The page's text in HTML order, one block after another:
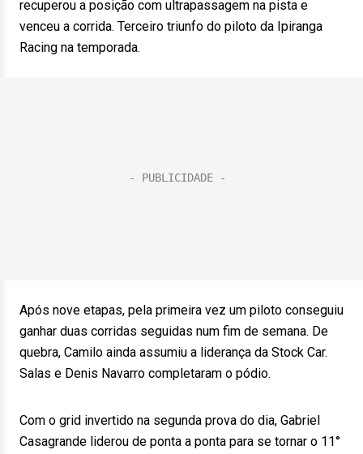
recuperou a posição com ultrapassagem na pista e
venceu a corrida. Terceiro triunfo do piloto da Ipiranga
Racing na temporada.
Após nove etapas, pela primeira vez um piloto conseguiu
ganhar duas corridas seguidas num fim de semana. De
quebra, Camilo ainda assumiu a liderança da Stock Car.
Salas e Denis Navarro completaram o pódio.
Com o grid invertido na segunda prova do dia, Gabriel
Casagrande liderou de ponta a ponta para se tornar o 11°